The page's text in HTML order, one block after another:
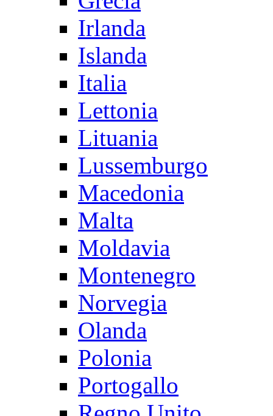
Irlanda
Islanda
Italia
Lettonia
Lituania
Lussemburgo
Macedonia
Malta
Moldavia
Montenegro
Norvegia
Olanda
Polonia
Portogallo